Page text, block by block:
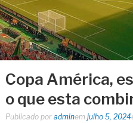
Copa América,
o que esta
Publicado por adminem julho 5, 2024